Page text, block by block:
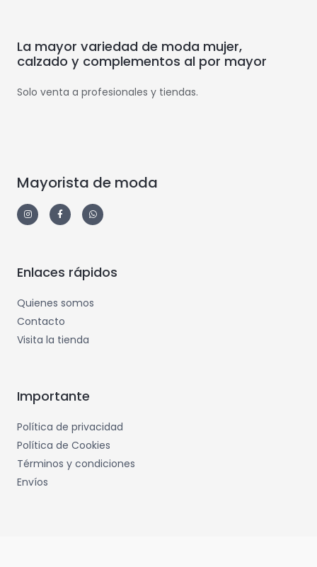
La mayor variedad de moda mujer,
calzado y complementos al por mayor
Solo venta a profesionales y tiendas.
Mayorista de moda
Enlaces rápidos
Quienes somos
Contacto
Visita la tienda
Importante
Política de privacidad
Política de Cookies
Términos y condiciones
Envíos